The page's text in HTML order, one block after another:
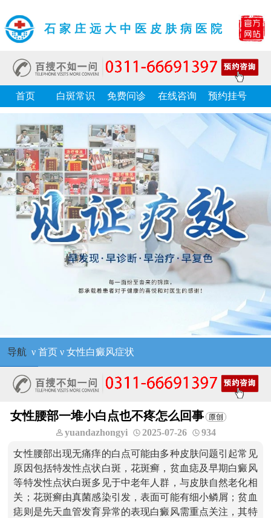
石家庄远大中医皮肤病医院
首页 白斑常识 免费问诊 在线咨询 预约挂号
导航 ν 首页ν 女性白癜风症状
女性腰部一堆小白点也不疼怎么回事
yuandazhongyi 2025-07-26 934
女性腰部出现无痛痒的白点可能由多种皮肤问题引起常见
原因包括特发性点状白斑，花斑癣，贫血痣及早期白癜风
等特发性点状白斑多见于中老年人群，与皮肤自然老化相
关；花斑癣由真菌感染引发，表面可能有细小鳞屑；贫血
痣则是先天血管发育异常的表现白癜风需重点关注，其特